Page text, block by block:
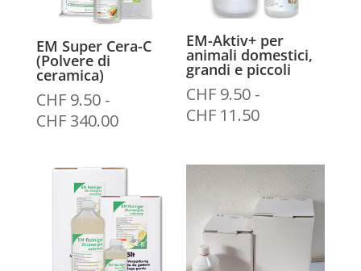
EM Super Cera-C
(Polvere di
ceramica)
CHF9.50 -
CHF340.00Fascia
prezzo:
CHF 9.50
a
CHF 340.00
EM-Aktiv+ per
animali domestici,
grandi e piccoli
CHF 9.50 -
CHF 11.50Fascia
da
CHF 9.50
a
CHF 11.50